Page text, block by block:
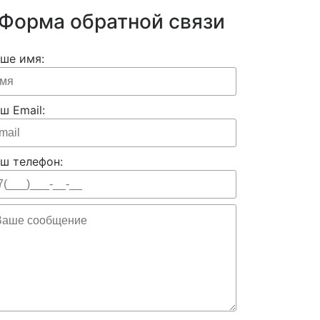
обратной связи
имя:
Email:
телефон: